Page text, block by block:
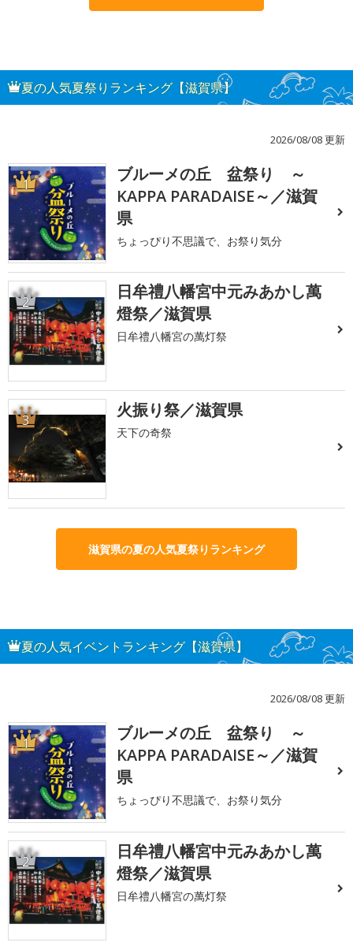
夏の人気夏祭りランキング【滋賀県】
2026/08/08 更新
1
ブルーメの丘 盆祭り ～
KAPPA PARADAISE～／滋賀
県
ちょっぴり不思議で、お祭り気分
2
日牟禮八幡宮中元みあかし萬
燈祭／滋賀県
日牟禮八幡宮の萬灯祭
3 火振り祭／滋賀県
天下の奇祭
滋賀県の夏の人気夏祭りランキング
夏の人気イベントランキング【滋賀県】
2026/08/08 更新
1
ブルーメの丘 盆祭り ～
KAPPA PARADAISE～／滋賀
県
ちょっぴり不思議で、お祭り気分
2
日牟禮八幡宮中元みあかし萬
燈祭／滋賀県
日牟禮八幡宮の萬灯祭